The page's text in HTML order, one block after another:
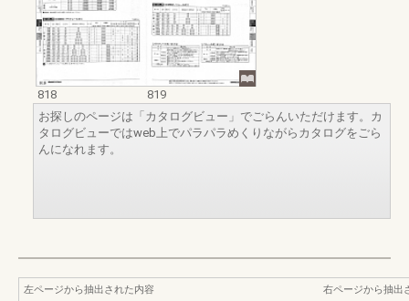
818
819
お探しのページは「カタログビュー」でごらんいただけます。カ
タログビューではweb上でパラパラめくりながらカタログをごら
んになれます。
左ページから抽出された内容
右ページから抽出